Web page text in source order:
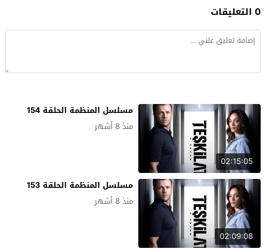
0 التعليقات
02:15:05
مسلسل المنظمة الحلقة 154
منذ 8 أشهر
02:09:08
مسلسل المنظمة الحلقة 153
منذ 8 أشهر